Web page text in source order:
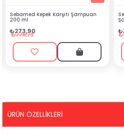
Şampuan Sebamed Her Gün Kullanım
Şampuanı 400 ml
ÜRÜN ÖZELLIKLERI